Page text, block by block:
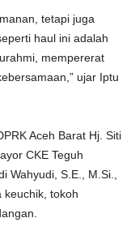
tetapi juga
haul ini adalah
mempererat
ujar Iptu
Aceh Barat Hj. Siti
CKE Teguh
Wahyudi, S.E., M.Si.,
keuchik, tokoh